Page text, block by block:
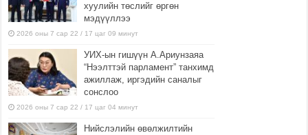
хуулийн төслийг өргөн
мэдүүллээ
2026 оны 7 сар 22 / 17 цаг 09 минут
УИХ-ын гишүүн А.Ариунзаяа
“Нээлттэй парламент” танхимд
ажиллаж, иргэдийн саналыг
сонслоо
2026 оны 7 сар 22 / 17 цаг 04 минут
Нийслэлийн өвөлжилтийн